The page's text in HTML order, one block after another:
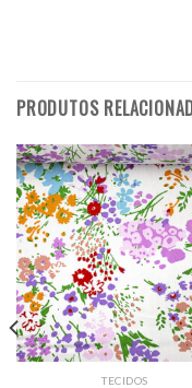
PRODUTOS
TECIDOS